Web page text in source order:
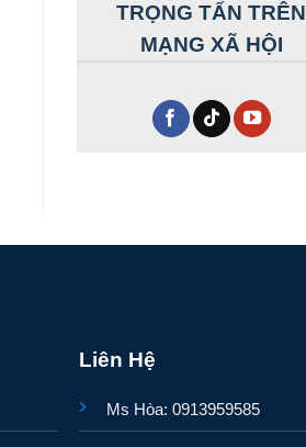
TRỌNG TẤN TRÊN
MẠNG XÃ HỘI
Liên Hệ
Ms Hòa: 0913959585